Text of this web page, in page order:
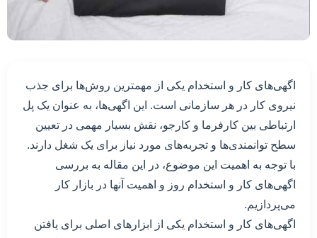
اگهی‌های کار و استخدام یکی از مهمترین روش‌ها برای جذب
نیروی کار در هر سازمانی است. این اگهی‌ها، به عنوان یک پل
ارتباطی بین کارفرما و کارجو، نقش بسیار مهمی در تعیین
سطح توانمندی‌ها و تجربه‌های مورد نیاز برای یک شغل دارند.
با توجه به اهمیت این موضوع، در این مقاله به بررسی
اگهی‌های کار و استخدام روز و اهمیت آنها در بازار کار
می‌پردازیم.
اگهی‌های کار و استخدام یکی از ابزارهای اصلی برای یافتن